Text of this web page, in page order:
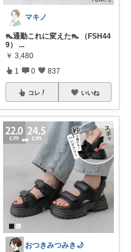
マキノ
👠通勤これに変えた👠 （FSH44
9） ...
￥ 3,480
1 0 837
コレ いいね
おつきみつみき🌙